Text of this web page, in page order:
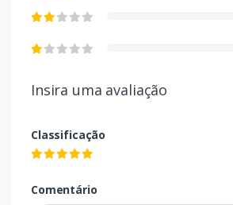
Insira uma avaliação
Classificação
Comentário